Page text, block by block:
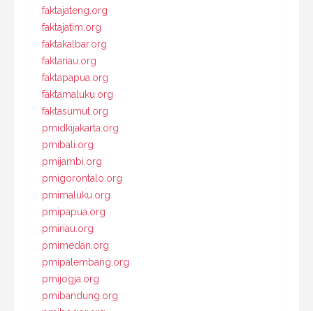
faktajateng.org
faktajatim.org
faktakalbar.org
faktariau.org
faktapapua.org
faktamaluku.org
faktasumut.org
pmidkijakarta.org
pmibali.org
pmijambi.org
pmigorontalo.org
pmimaluku.org
pmipapua.org
pmiriau.org
pmimedan.org
pmipalembang.org
pmijogja.org
pmibandung.org